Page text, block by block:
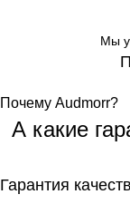
Мы
Почему Audmorr?
А какие
Гарантия